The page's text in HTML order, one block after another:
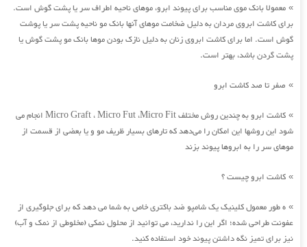
» معمولا بانک موی مناسب برای پیوند ابرو، موهای ناحیه اطراف سر یا پشت گوش است.
برای کاشت ابروی مردان به دلیل ضخامت موهای آنها بانک مو ناحیه پشت سر یا پوشت
گوش است. اما برای کاشت ابروی زنان به دلیل نازک بودن موها بانک مو پشت گوش یا
پشت گردن باشد، بهتر است.
» صفر تا صد کاشت ابرو
»
کاشت ابرو به چندین روش مختلف Micro Graft ، Micro Fut ،Micro Fit انجام می
شود این روشها این امکان را می‌دهد که تارهای بسیار ظریف مو و یا بعضی از قسمت از
موهای سر را به ابروها پیوند بزند
» کاشت ابرو چیست ؟
» ه طور معمول کلینیک یک شامپو ضد باکتری خاص به شما می دهد که برای جلوگیری از
عفونت طراحی شده؛ اگر این را ندارید، می توانید از محلول نمکی (مخلوطی از نمک و آب)
نیز برای تمیز نگه داشتن پیوند خود استفاده کنید.